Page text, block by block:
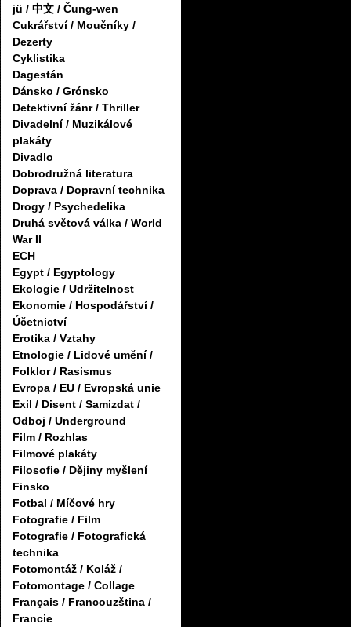
jü / 中文 / Čung-wen
Cukrářství / Moučníky /
Dezerty
Cyklistika
Dagestán
Dánsko / Grónsko
Detektivní žánr / Thriller
Divadelní / Muzikálové
plakáty
Divadlo
Dobrodružná literatura
Doprava / Dopravní technika
Drogy / Psychedelika
Druhá světová válka / World
War II
ECH
Egypt / Egyptology
Ekologie / Udržitelnost
Ekonomie / Hospodářství /
Účetnictví
Erotika / Vztahy
Etnologie / Lidové umění /
Folklor / Rasismus
Evropa / EU / Evropská unie
Exil / Disent / Samizdat /
Odboj / Underground
Film / Rozhlas
Filmové plakáty
Filosofie / Dějiny myšlení
Finsko
Fotbal / Míčové hry
Fotografie / Film
Fotografie / Fotografická
technika
Fotomontáž / Koláž /
Fotomontage / Collage
Français / Francouzština /
Francie